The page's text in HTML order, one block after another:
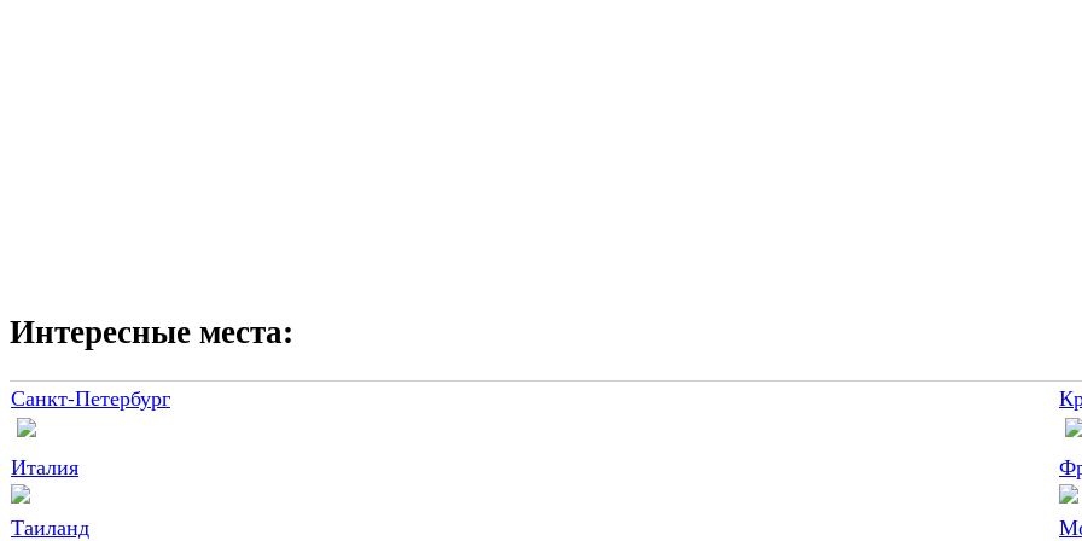
Интересные места:
Санкт-Петербург
Италия
Таиланд